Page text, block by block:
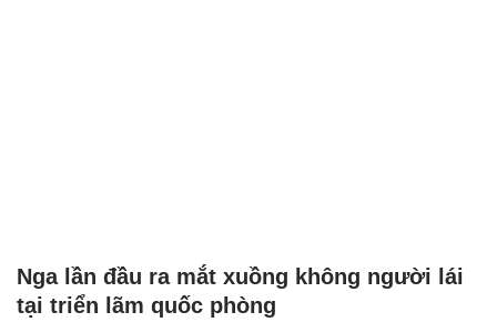
Nga lần đầu ra mắt xuồng không người lái
tại triển lãm quốc phòng